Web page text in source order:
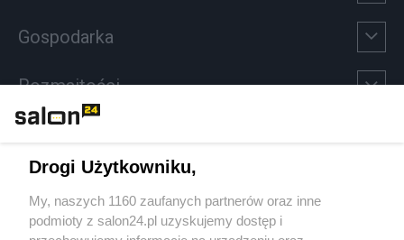
Gospodarka
Rozmaitości
Sport
Społeczeństwo
Drogi Użytkowniku,
My, naszych 1160 zaufanych partnerów oraz inne
podmioty z salon24.pl uzyskujemy dostęp i